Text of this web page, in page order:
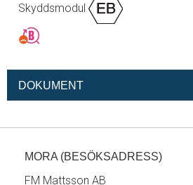
Skyddsmodul
DOKUMENT
MORA (BESÖKSADRESS)
FM Mattsson AB